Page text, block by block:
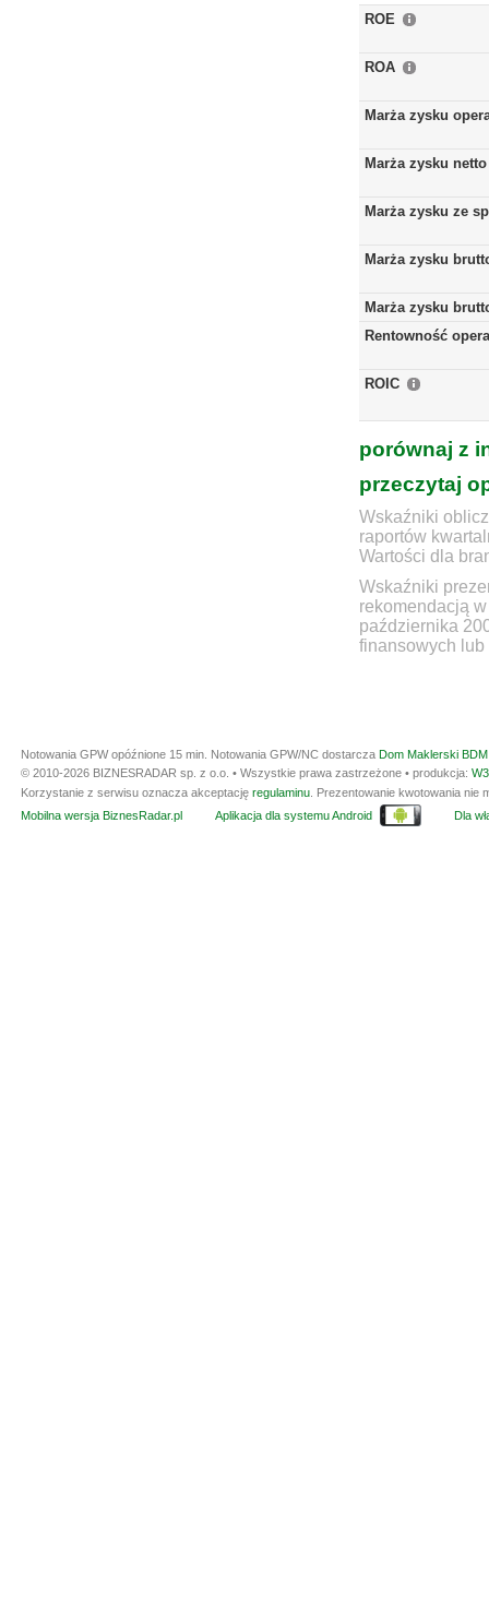
ROE
ROA
Marża zysku
Marża zysku netto
Marża zysku ze
Marża zysku
Marża zysku
Rentowność
ROIC
porównaj z
przeczytaj
Wskaźniki
raportów
Wartości dla
Wskaźniki
rekomendacją
października
finansowych lub
Notowania GPW opóźnione 15 min. Notowania GPW/NC dostarcza Dom Maklerski
© 2010-2026 BIZNESRADAR sp. z o.o. • Wszystkie prawa zastrzeżone • produkcja:
Korzystanie z serwisu oznacza akceptację regulaminu . Prezentowanie kwotowania
Mobilna wersja BiznesRadar.pl
Aplikacja dla systemu Android Dla